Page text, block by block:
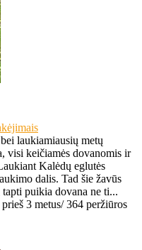
laukiamiausių metų
visi keičiamės dovanomis ir
Kalėdų eglutės
dalis. Tad šie žavūs
puikia dovana ne ti...
prieš 3 metus/ 364 peržiūros